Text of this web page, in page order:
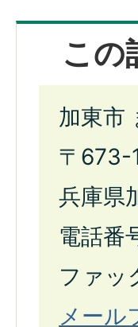
この
加東市
〒673-
兵庫県
電話番
ファ
メール